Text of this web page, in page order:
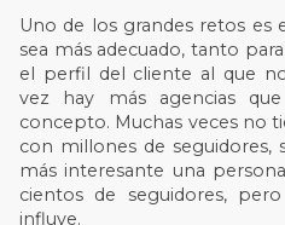
Uno de los grandes retos es
sea más adecuado, tanto
el perfil del cliente al que
vez hay más agencias
concepto. Muchas veces no
con millones de seguidores,
más interesante una
cientos de seguidores,
influye.